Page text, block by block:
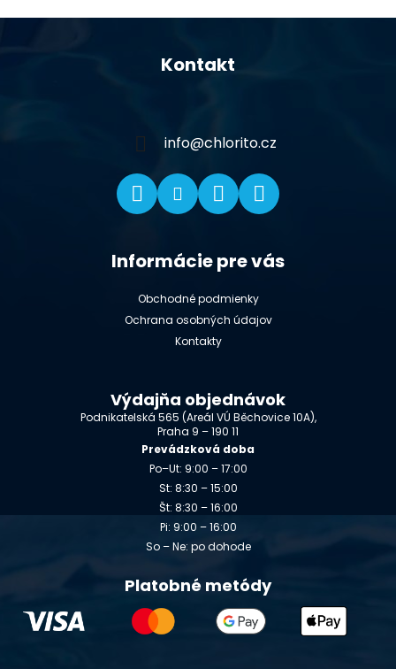
Z
Kontakt
info@chlorito.cz
Informácie pre vás
Obchodné podmienky
Ochrana osobných údajov
Kontakty
Výdajňa objednávok
Podnikatelská 565 (Areál VÚ Běchovice 10A),
Praha 9 – 190 11
Prevádzková doba
Po–Ut: 9:00 – 17:00
St: 8:30 – 15:00
Št: 8:30 – 16:00
Pi: 9:00 – 16:00
So – Ne: po dohode
Platobné metódy